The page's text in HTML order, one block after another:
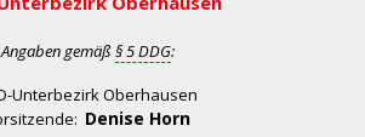
Angaben gemäß § 5 DDG:
Unterbezirk Oberhausen
Denise Horn